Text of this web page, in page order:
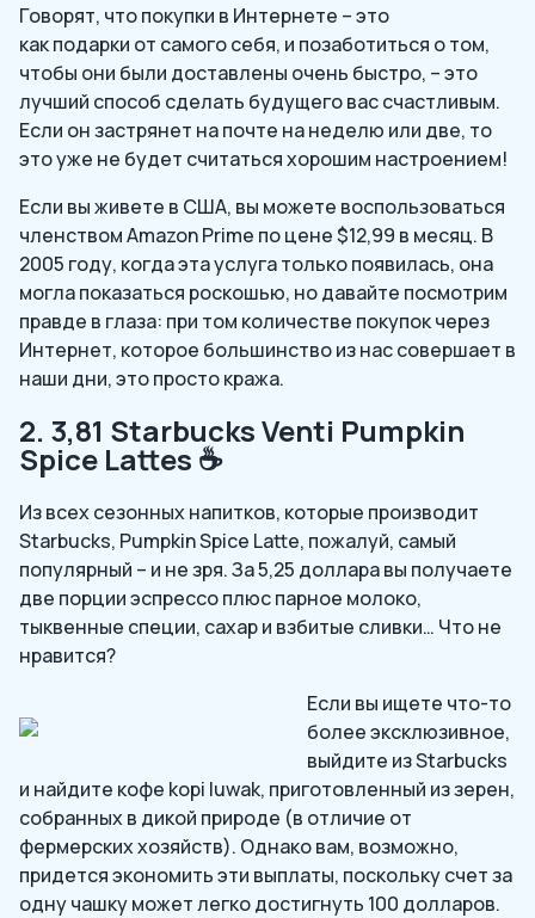
Говорят, что покупки в Интернете – это
как подарки от самого себя, и позаботиться о том,
чтобы они были доставлены очень быстро, – это
лучший способ сделать будущего вас счастливым.
Если он застрянет на почте на неделю или две, то
это уже не будет считаться хорошим настроением!
Если вы живете в США, вы можете воспользоваться
членством Amazon Prime по цене $12,99 в месяц. В
2005 году, когда эта услуга только появилась, она
могла показаться роскошью, но давайте посмотрим
правде в глаза: при том количестве покупок через
Интернет, которое большинство из нас совершает в
наши дни, это просто кража.
2. 3,81 Starbucks Venti Pumpkin
Spice Lattes ☕
Из всех сезонных напитков, которые производит
Starbucks, Pumpkin Spice Latte, пожалуй, самый
популярный – и не зря. За 5,25 доллара вы получаете
две порции эспрессо плюс парное молоко,
тыквенные специи, сахар и взбитые сливки… Что не
нравится?
Если вы ищете что-то
более эксклюзивное,
выйдите из Starbucks
и найдите кофе kopi luwak, приготовленный из зерен,
собранных в дикой природе (в отличие от
фермерских хозяйств). Однако вам, возможно,
придется экономить эти выплаты, поскольку счет за
одну чашку может легко достигнуть 100 долларов.